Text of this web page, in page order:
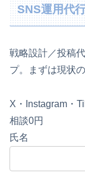
SNS運用代
戦略設計／投稿
プ。まずは現状
X・Instagram・
相談0円
氏名